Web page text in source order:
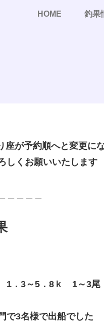
HOME 釣果
座が予約順へと変更に
しくお願いいたします
．3～5．8ｋ 1～3尾
で3名様で出船でした